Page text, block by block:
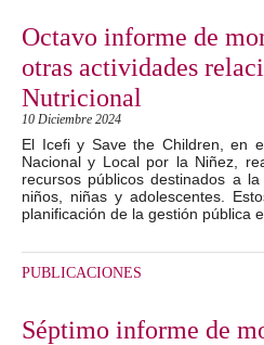
Octavo informe de
otras actividades
Nutricional
10 Diciembre 2024
El Icefi y Save the Children, en
Nacional y Local por la Niñez,
recursos públicos destinados a
niños, niñas y adolescentes.
planificación de la gestión pública
PUBLICACIONES
Séptimo informe de